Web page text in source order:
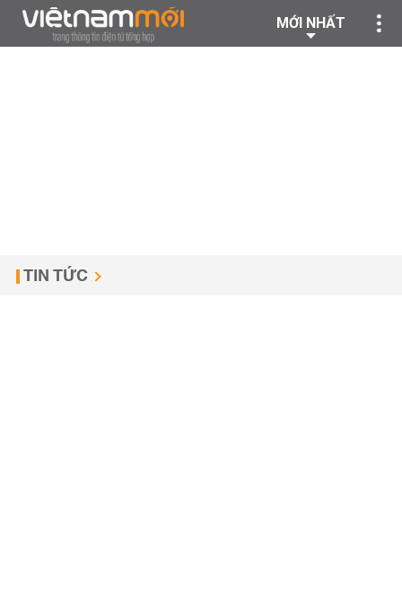
MỚI NHẤT
TIN TỨC